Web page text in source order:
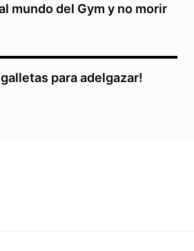
mundo del Gym y no morir
para adelgazar!